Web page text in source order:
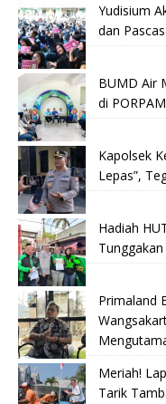
Yudisium
dan
BUMD Air
di
Kapolsek
Lepas”,
Hadiah
Primaland
Meriah!
Tarik